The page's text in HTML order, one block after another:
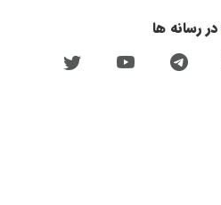
در رسانه ها